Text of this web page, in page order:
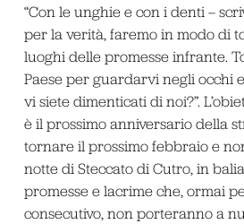
“Con le unghie e con i denti –
per la verità, faremo in modo di
luoghi delle promesse infrante.
Paese per guardarvi negli occhi
vi siete dimenticati di noi?”.
è il prossimo anniversario della
tornare il prossimo febbraio e
notte di Steccato di Cutro, in
promesse e lacrime che, ormai
consecutivo, non porteranno a